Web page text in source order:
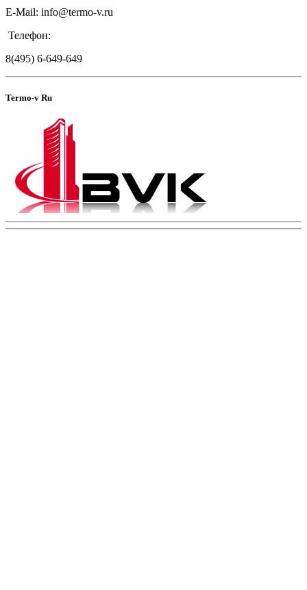
E-Mail: info@termo-v.ru
Телефон:
8(495) 6-649-649
Termo-v Ru